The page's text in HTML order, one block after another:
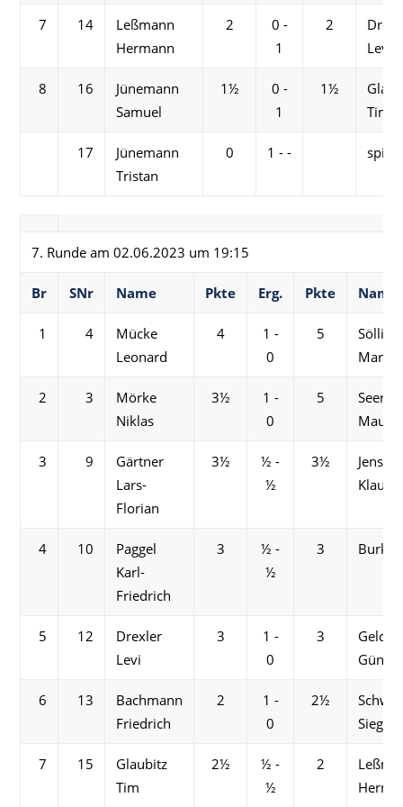
7 14
Leßmann
Hermann
2
0 -
1
2
Levi
8 16
Jünemann
Samuel
1½
0 -
1
1½
Tim
17
Jünemann
Tristan
0 1 - -
7. Runde am 02.06.2023 um 19:15
Br SNr Name Pkte Erg. Pkte Name
1 4
Mücke
Leonard
4
1 -
0
5
Söllig
Martin
2 3
Mörke
Niklas
3½
1 -
0
5
Seer
3 9
Gärtner
Lars-
Florian
3½
½ -
½
3½
Jensch
Klaus-
4 10
Paggel
Karl-
Friedrich
3
½ -
½
3
5 12
Drexler
Levi
3
1 -
0
3
6 13
Bachmann
Friedrich
2
1 -
0
2½
7 15
Glaubitz
Tim
2½
½ -
½
2